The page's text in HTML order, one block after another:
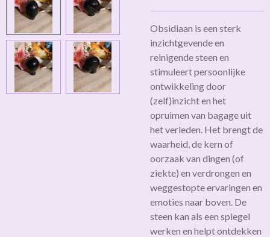
Obsidiaan is een sterk
inzichtgevende en
reinigende steen en
stimuleert persoonlijke
ontwikkeling door
(zelf)inzicht en het
opruimen van bagage uit
het verleden. Het brengt de
waarheid, de kern of
oorzaak van dingen (of
ziekte) en verdrongen en
weggestopte ervaringen en
emoties naar boven. De
steen kan als een spiegel
werken en helpt ontdekken